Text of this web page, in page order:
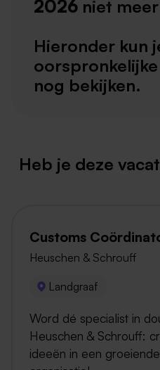
2026 niet
Hieronder kun
nog bekijken.
Heb je deze
Customs
Heuschen & Schrouff
Landgraaf
Word dé specialist in
Heuschen & Schrouff:
ideeën in een